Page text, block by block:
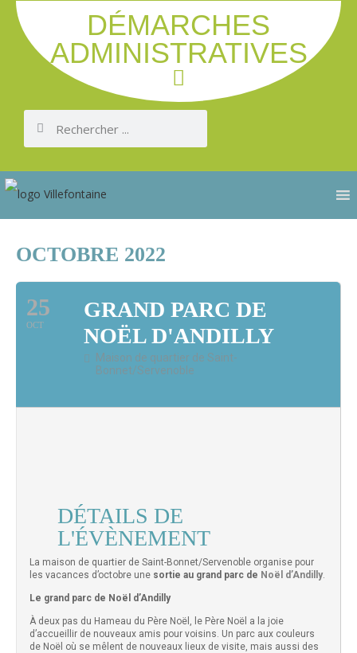
DÉMARCHES
ADMINISTRATIVES
OCTOBRE 2022
25
OCT
GRAND PARC DE
NOËL D'ANDILLY
Maison de quartier de Saint-
Bonnet/Servenoble
DÉTAILS DE
L'ÉVÈNEMENT
La maison de quartier de Saint-Bonnet/Servenoble organise pour
les vacances d’octobre une sortie au grand parc de Noël d’Andilly.
Le grand parc de Noël d’Andilly
À deux pas du Hameau du Père Noël, le Père Noël a la joie
d’accueillir de nouveaux amis pour voisins. Un parc aux couleurs
de Noël où se mêlent de nouveaux lieux de visite, mais aussi des